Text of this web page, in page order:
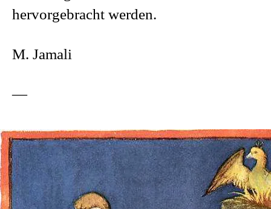
hervorgebracht werden.
M. Jamali
—